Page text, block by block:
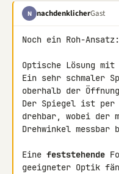
N nachdenklicherGast
Noch ein Roh-Ansatz:
Optische Lösung
Ein sehr schmaler
oberhalb der
Der Spiegel ist per
drehbar, wobei der
Drehwinkel messbar
Eine feststehende
geeigneter Optik